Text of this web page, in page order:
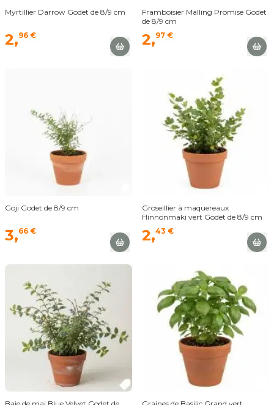
Myrtillier Darrow Godet de 8/9 cm
2,96 €
Framboisier Malling Promise Godet
de 8/9 cm
2,97 €
Goji Godet de 8/9 cm
3,66 €
Groseillier à maquereaux
Hinnonmaki vert Godet de 8/9 cm
2,43 €